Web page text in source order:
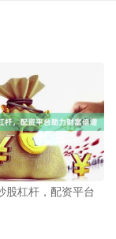
股杠杆，配资平台